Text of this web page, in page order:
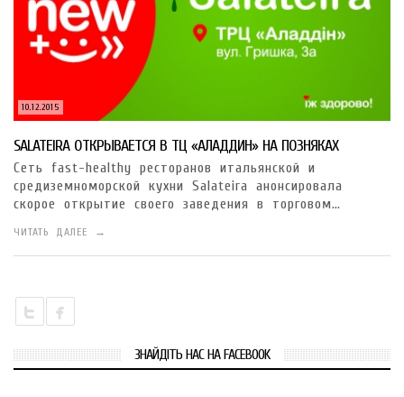
10.12.2015
SALATEIRA ОТКРЫВАЕТСЯ В ТЦ «АЛАДДИН» НА ПОЗНЯКАХ
Сеть fast-healthy ресторанов итальянской и
средиземноморской кухни Salateira анонсировала
скорое открытие своего заведения в торговом…
ЧИТАТЬ ДАЛЕЕ →
ЗНАЙДІТЬ НАС НА FACEBOOK